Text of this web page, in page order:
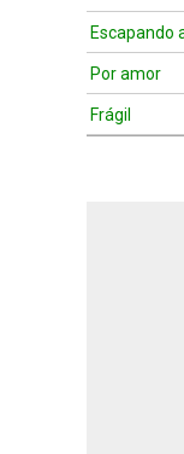
Escapando
Por amor
Frágil